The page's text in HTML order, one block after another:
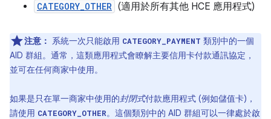
CATEGORY_OTHER (適用於所有其他 HCE 應用程式)
注意： 系統一次只能啟用 CATEGORY_PAYMENT 類別中的一個
AID 群組。通常，這類應用程式會瞭解主要信用卡付款通訊協定，
並可在任何商家中使用。
如果是只在單一商家中使用的封閉式付款應用程式 (例如儲值卡)，
請使用 CATEGORY_OTHER。這個類別中的 AID 群組可以一律處於啟